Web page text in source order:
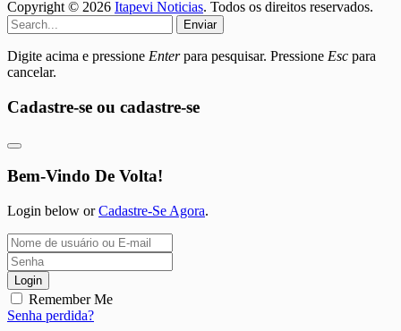
Copyright © 2026 Itapevi Noticias. Todos os direitos reservados.
Enviar
Digite acima e pressione Enterpara pesquisar. Pressione Esc para
cancelar.
Cadastre-se ou cadastre-se
Bem-Vindo De Volta!
Login below orCadastre-Se Agora.
Login
Remember Me
Senha perdida?